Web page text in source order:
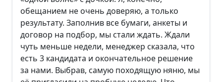
обещанием не очень доверяю, а только
результату. Заполнив все бумаги, анкеты и
договор на подбор, мы стали ждать. Ждали
чуть меньше недели, менеджер сказала, что
есть 3 кандидата и окончательное решение
за нами. Выбрав, самую походящую няню, мы